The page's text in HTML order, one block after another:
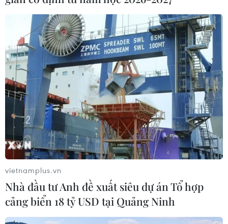
vietnamplus.vn
Nhà đầu tư Anh đề xuất siêu dự án Tổ hợp
cảng biển 18 tỷ USD tại Quảng Ninh